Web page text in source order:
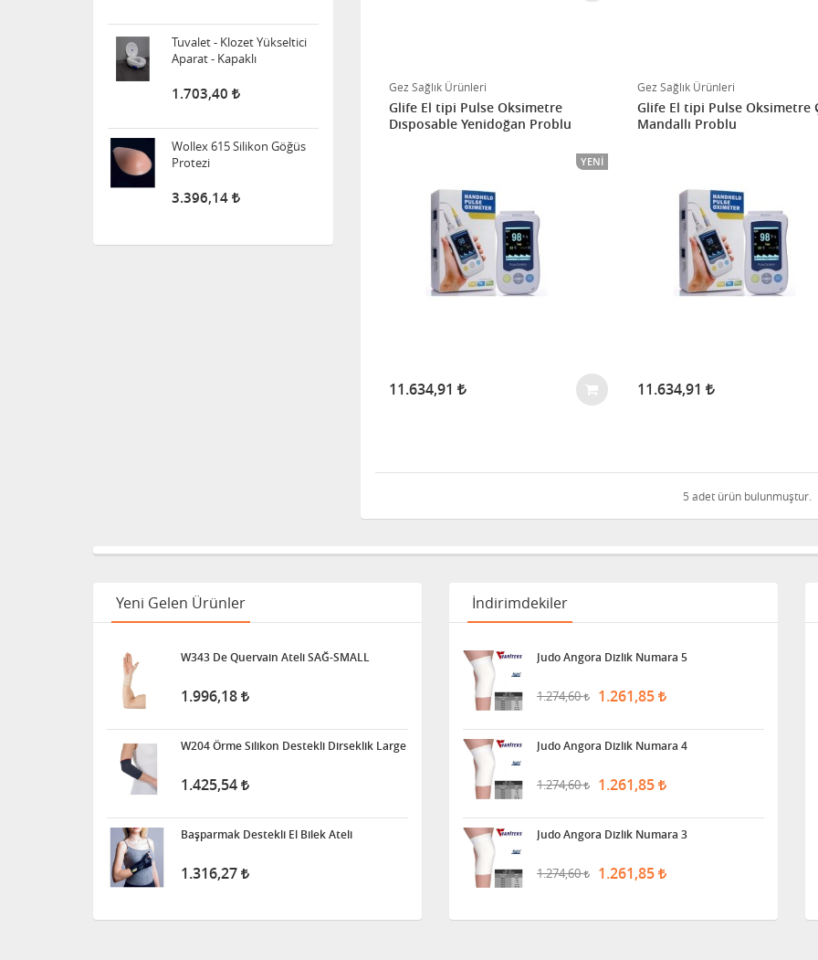
Tuvalet - Klozet Yükseltici
Aparat - Kapaklı
1.703,40
Wollex 615 Silikon Göğüs
Protezi
3.396,14
Süspansuvar Külodu
388,00
İnsilün Çantası
Titreşimli Işıklı
1.455,00
Tuvalet - Klozet Yükseltici
Gez Sağlık Ürünleri
Glife El tipi Pulse Oksimetre
Dısposable Yenidoğan Problu
YENI
11.634,91
Gez Sağlık Ürünleri
Glife El tipi Pulse Oksimetre
Mandallı Problu
11.634,91
5 adet ürün bulunmuştur.
Yeni Gelen Ürünler
W343 De Quervain Ateli SAĞ-SMALL
1.996,18
W204 Örme Silikon Destekli Dirseklik Large
1.425,54
Başparmak Destekli El Bilek Ateli
1.316,27
İndirimdekiler
Judo Angora Dizlik Numara 5
1.274,60 1.261,85
Judo Angora Dizlik Numara 4
1.274,60 1.261,85
Judo Angora Dizlik Numara 3
1.274,60 1.261,85